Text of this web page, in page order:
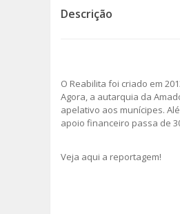
Descrição
O Reabilita foi criado em
Agora, a autarquia da
apelativo aos munícipes.
apoio financeiro passa de
Veja aqui a reportagem!